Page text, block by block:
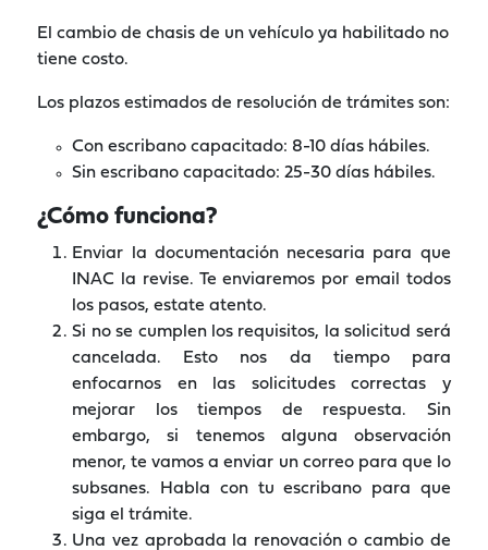
El cambio de chasis de un vehículo ya habilitado no
tiene costo.
Los plazos estimados de resolución de trámites son:
Con escribano capacitado: 8-10 días hábiles.
Sin escribano capacitado: 25-30 días hábiles.
¿Cómo funciona?
Enviar la documentación necesaria para que
INAC la revise. Te enviaremos por email todos
los pasos, estate atento.
Si no se cumplen los requisitos, la solicitud será
cancelada. Esto nos da tiempo para
enfocarnos en las solicitudes correctas y
mejorar los tiempos de respuesta. Sin
embargo, si tenemos alguna observación
menor, te vamos a enviar un correo para que lo
subsanes. Habla con tu escribano para que
siga el trámite.
Una vez aprobada la renovación o cambio de